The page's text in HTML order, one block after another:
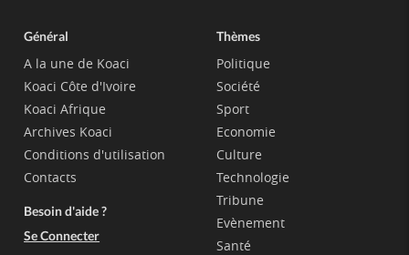
Général
A la une de Koaci
Koaci Côte d'Ivoire
Koaci Afrique
Archives Koaci
Conditions d'utilisation
Contacts
Besoin d'aide ?
Se Connecter
Thèmes
Politique
Société
Sport
Economie
Culture
Technologie
Tribune
Evènement
Santé